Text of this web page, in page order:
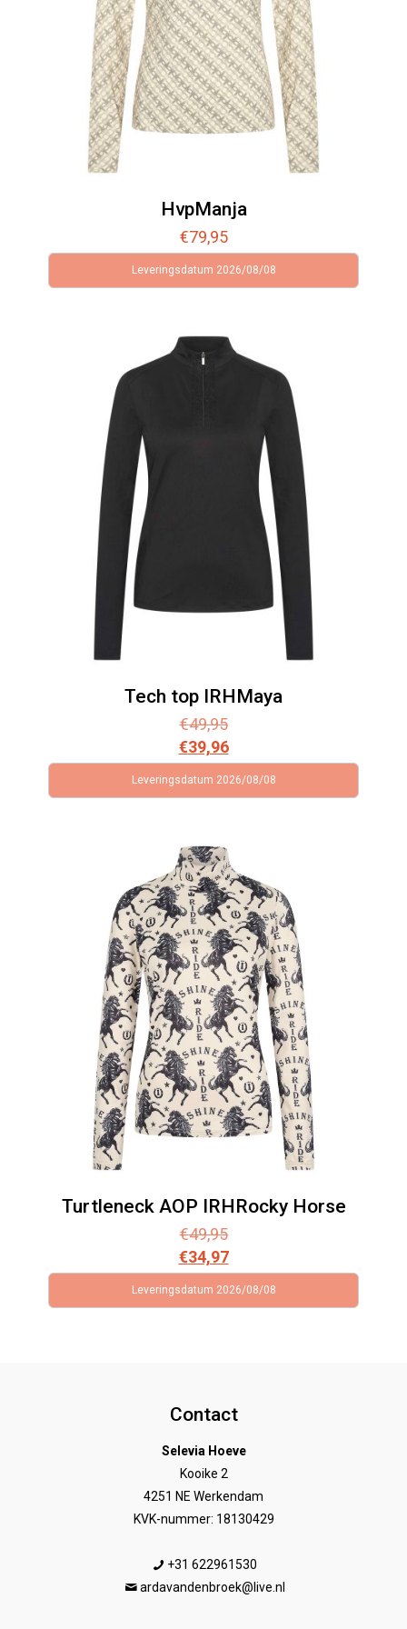
HvpManja
€79,95
Leveringsdatum 2026/08/08
Tech top IRHMaya
€49,95
€39,96
Leveringsdatum 2026/08/08
Turtleneck AOP IRHRocky Horse
€49,95
€34,97
Leveringsdatum 2026/08/08
Contact
Selevia Hoeve
Kooike 2
4251 NE Werkendam
KVK-nummer: 18130429
+31 622961530
ardavandenbroek@live.nl